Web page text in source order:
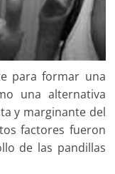
para formar una
una alternativa
y marginante del
factores fueron
de las pandillas